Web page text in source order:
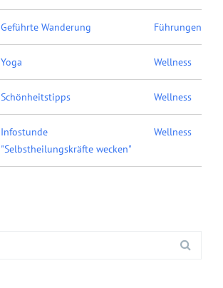
Geführte Wanderung Führungen
Yoga Wellness
Schönheitstipps Wellness
Infostunde
"Selbstheilungskräfte wecken"
Wellness